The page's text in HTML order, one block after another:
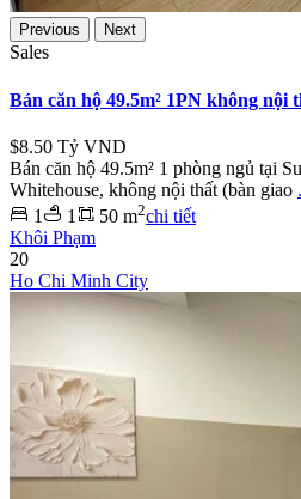
Previous Next
Sales
Bán căn hộ 49.5m² 1PN không nội
$8.50 Tỷ VND
Bán căn hộ 49.5m² 1 phòng ngủ tại
Whitehouse, không nội thất (bàn giao
1
1 50 m2chi tiết
Khôi Phạm
20
Ho Chi Minh City